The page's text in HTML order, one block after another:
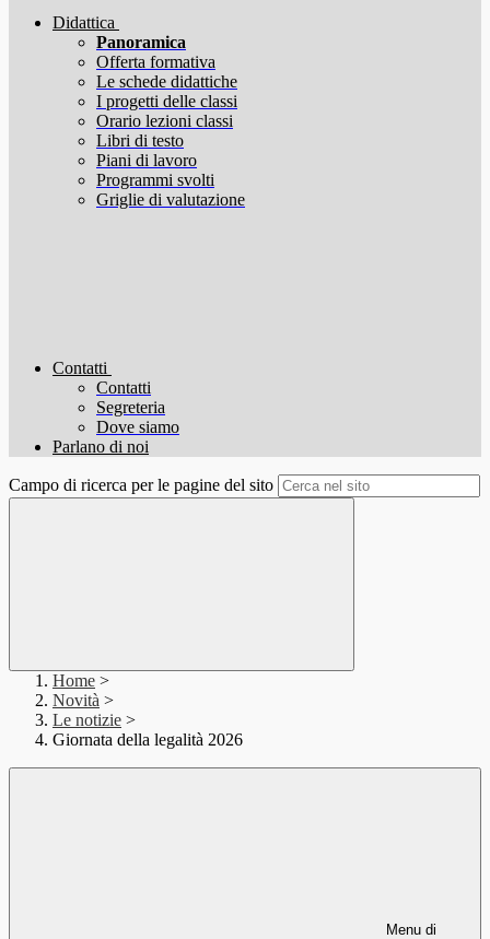
Didattica
Panoramica
Offerta formativa
Le schede didattiche
I progetti delle classi
Orario lezioni classi
Libri di testo
Piani di lavoro
Programmi svolti
Griglie di valutazione
Contatti
Contatti
Segreteria
Dove siamo
Parlano di noi
Campo di ricerca per le pagine del sito
Home >
Novità >
Le notizie >
Giornata della legalità 2026
Menu di